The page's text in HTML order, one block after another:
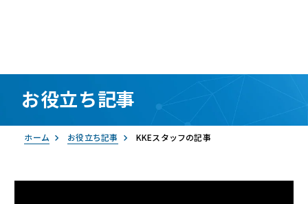
お役立ち記事
KKEスタッフの記事
お役立ち記事
ホーム